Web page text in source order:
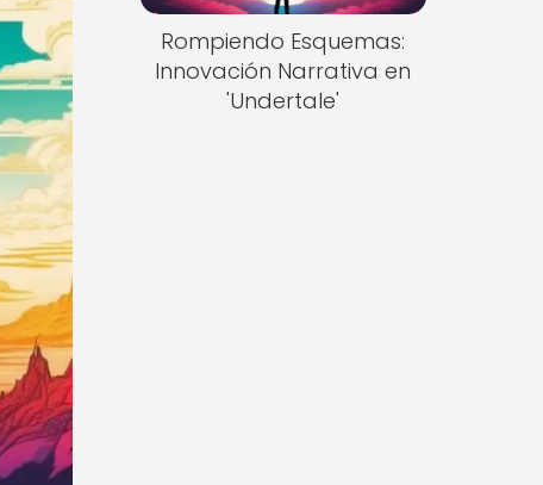
Rompiendo Esquemas:
Innovación Narrativa en
'Undertale'